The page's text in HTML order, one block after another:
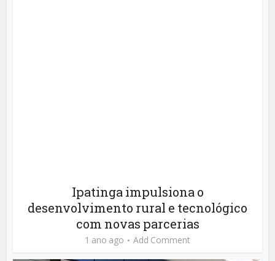
Ipatinga impulsiona o
desenvolvimento rural e tecnológico
com novas parcerias
1 ano ago Add Comment